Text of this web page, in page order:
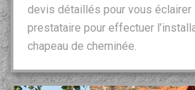
devis détaillés pour vous éclairer
prestataire pour effectuer
chapeau de cheminée.